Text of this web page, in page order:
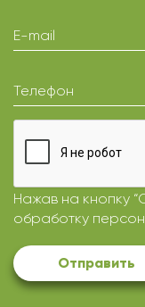
E-mail
Телефон
Нажав на кнопку
обработку
Отправить